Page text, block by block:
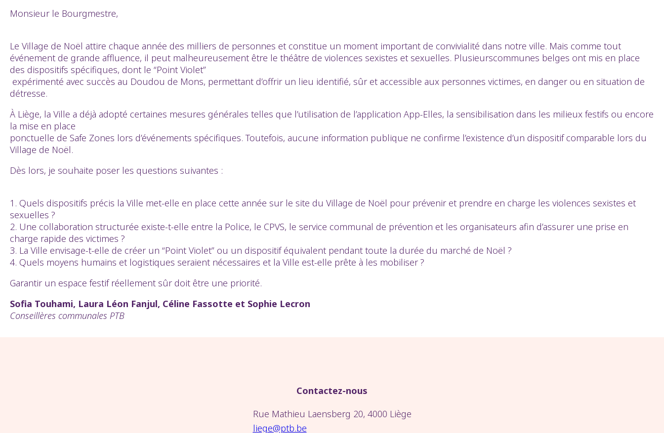
Monsieur le Bourgmestre,
Le Village de Noël attire chaque année des milliers de personnes et constitue un moment important de convivialité dans notre ville. Mais comme tout
événement de grande affluence, il peut malheureusement être le théâtre de violences sexistes et sexuelles. Plusieurscommunes belges ont mis en place
des dispositifs spécifiques, dont le “Point Violet”
expérimenté avec succès au Doudou de Mons, permettant d’offrir un lieu identifié, sûr et accessible aux personnes victimes, en danger ou en situation de
détresse.
À Liège, la Ville a déjà adopté certaines mesures générales telles que l’utilisation de l’application App-Elles, la sensibilisation dans les milieux festifs ou encore
la mise en place
ponctuelle de Safe Zones lors d’événements spécifiques. Toutefois, aucune information publique ne confirme l’existence d’un dispositif comparable lors du
Village de Noël.
Dès lors, je souhaite poser les questions suivantes :
1. Quels dispositifs précis la Ville met-elle en place cette année sur le site du Village de Noël pour prévenir et prendre en charge les violences sexistes et
sexuelles ?
2. Une collaboration structurée existe-t-elle entre la Police, le CPVS, le service communal de prévention et les organisateurs afin d’assurer une prise en
charge rapide des victimes ?
3. La Ville envisage-t-elle de créer un “Point Violet” ou un dispositif équivalent pendant toute la durée du marché de Noël ?
4. Quels moyens humains et logistiques seraient nécessaires et la Ville est-elle prête à les mobiliser ?
Garantir un espace festif réellement sûr doit être une priorité.
Sofia Touhami, Laura Léon Fanjul, Céline Fassotte et Sophie Lecron
Conseillères communales PTB
Contactez-nous
Rue Mathieu Laensberg 20, 4000 Liège
liege@ptb.be